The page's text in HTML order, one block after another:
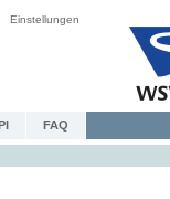
Einstellungen
FAQ